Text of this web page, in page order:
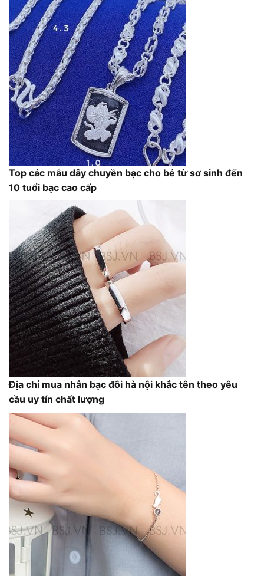
Top các mẫu dây chuyền bạc cho bé từ sơ sinh đến
10 tuổi bạc cao cấp
Địa chỉ mua nhẫn bạc đôi hà nội khắc tên theo yêu
cầu uy tín chất lượng